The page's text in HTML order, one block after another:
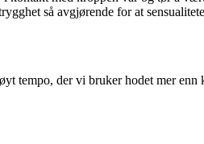
så avgjørende for at
tempo, der vi bruker hodet mer